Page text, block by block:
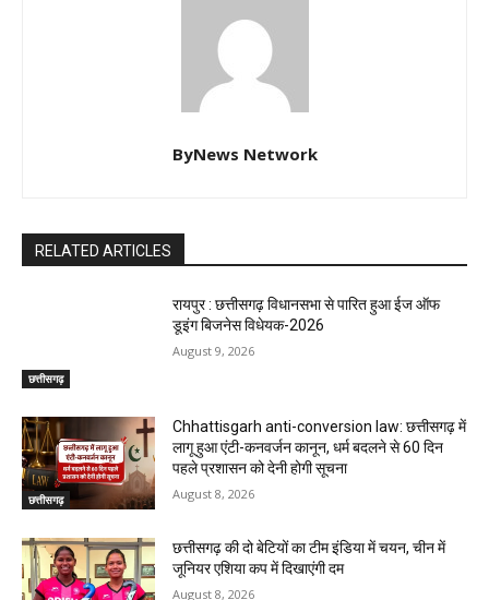
ByNews Network
RELATED ARTICLES
छत्तीसगढ़
रायपुर : छत्तीसगढ़ विधानसभा से पारित हुआ ईज ऑफ
डूइंग बिजनेस विधेयक-2026
August 9, 2026
छत्तीसगढ़
Chhattisgarh anti-conversion law: छत्तीसगढ़ में
लागू हुआ एंटी-कनवर्जन कानून, धर्म बदलने से 60 दिन
पहले प्रशासन को देनी होगी सूचना
August 8, 2026
छत्तीसगढ़ की दो बेटियों का टीम इंडिया में चयन, चीन में
जूनियर एशिया कप में दिखाएंगी दम
August 8, 2026